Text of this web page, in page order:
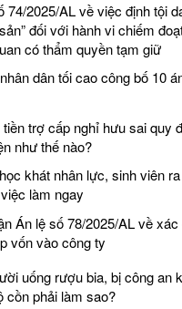
74/2025/AL về việc định tội
đối với hành vi chiếm
có thẩm quyền tạm giữ
dân tối cao công bố 10
tiền trợ cấp nghỉ hưu sai quy
như thế nào?
khát nhân lực, sinh viên
làm ngay
Án lệ số 78/2025/AL về
vốn vào công ty
uống rượu bia, bị công an
cồn phải làm sao?